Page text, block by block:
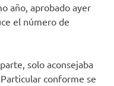
año, aprobado ayer
el número de
solo aconsejaba
conforme se